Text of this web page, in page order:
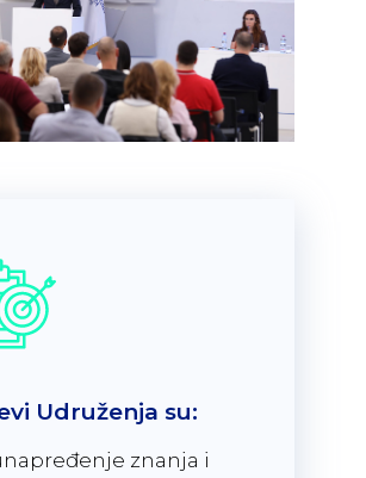
Udruženja su:
znanja i